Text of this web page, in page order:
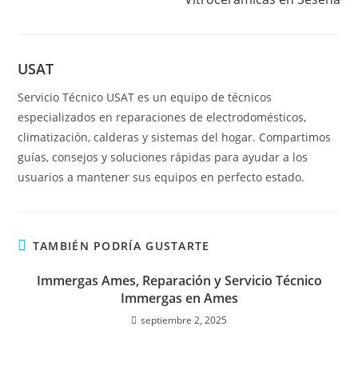
USAT
Servicio Técnico USAT es un equipo de técnicos
especializados en reparaciones de electrodomésticos,
climatización, calderas y sistemas del hogar. Compartimos
guías, consejos y soluciones rápidas para ayudar a los
usuarios a mantener sus equipos en perfecto estado.
TAMBIÉN PODRÍA GUSTARTE
Immergas Ames, Reparación y Servicio Técnico
Immergas en Ames
septiembre 2, 2025